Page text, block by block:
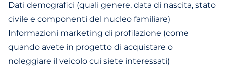
Dati demografici (quali genere, data di nascita, stato
civile e componenti del nucleo familiare)
Informazioni marketing di profilazione (come
quando avete in progetto di acquistare o
noleggiare il veicolo cui siete interessati)